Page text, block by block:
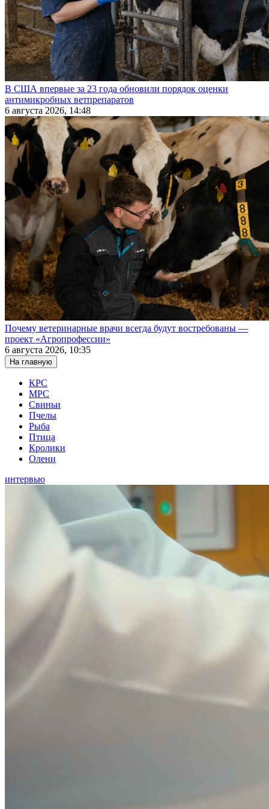
В США впервые за 23 года обновили порядок оценки
антимикробных ветпрепаратов
6 августа 2026, 14:48
Почему ветеринарные врачи всегда будут востребованы —
проект «Агропрофессии»
6 августа 2026, 10:35
На главную
КРС
МРС
Свиньи
Пчелы
Рыба
Птица
Кролики
Олени
интервью